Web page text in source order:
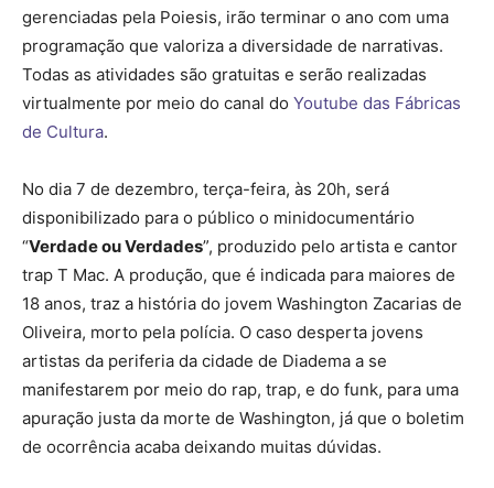
gerenciadas pela Poiesis, irão terminar o ano com uma
programação que valoriza a diversidade de narrativas.
Todas as atividades são gratuitas e serão realizadas
virtualmente por meio do canal do Youtube das Fábricas
de Cultura.
No dia 7 de dezembro, terça-feira, às 20h, será
disponibilizado para o público o minidocumentário
“Verdade ou Verdades”, produzido pelo artista e cantor
trap T Mac. A produção, que é indicada para maiores de
18 anos, traz a história do jovem Washington Zacarias de
Oliveira, morto pela polícia. O caso desperta jovens
artistas da periferia da cidade de Diadema a se
manifestarem por meio do rap, trap, e do funk, para uma
apuração justa da morte de Washington, já que o boletim
de ocorrência acaba deixando muitas dúvidas.